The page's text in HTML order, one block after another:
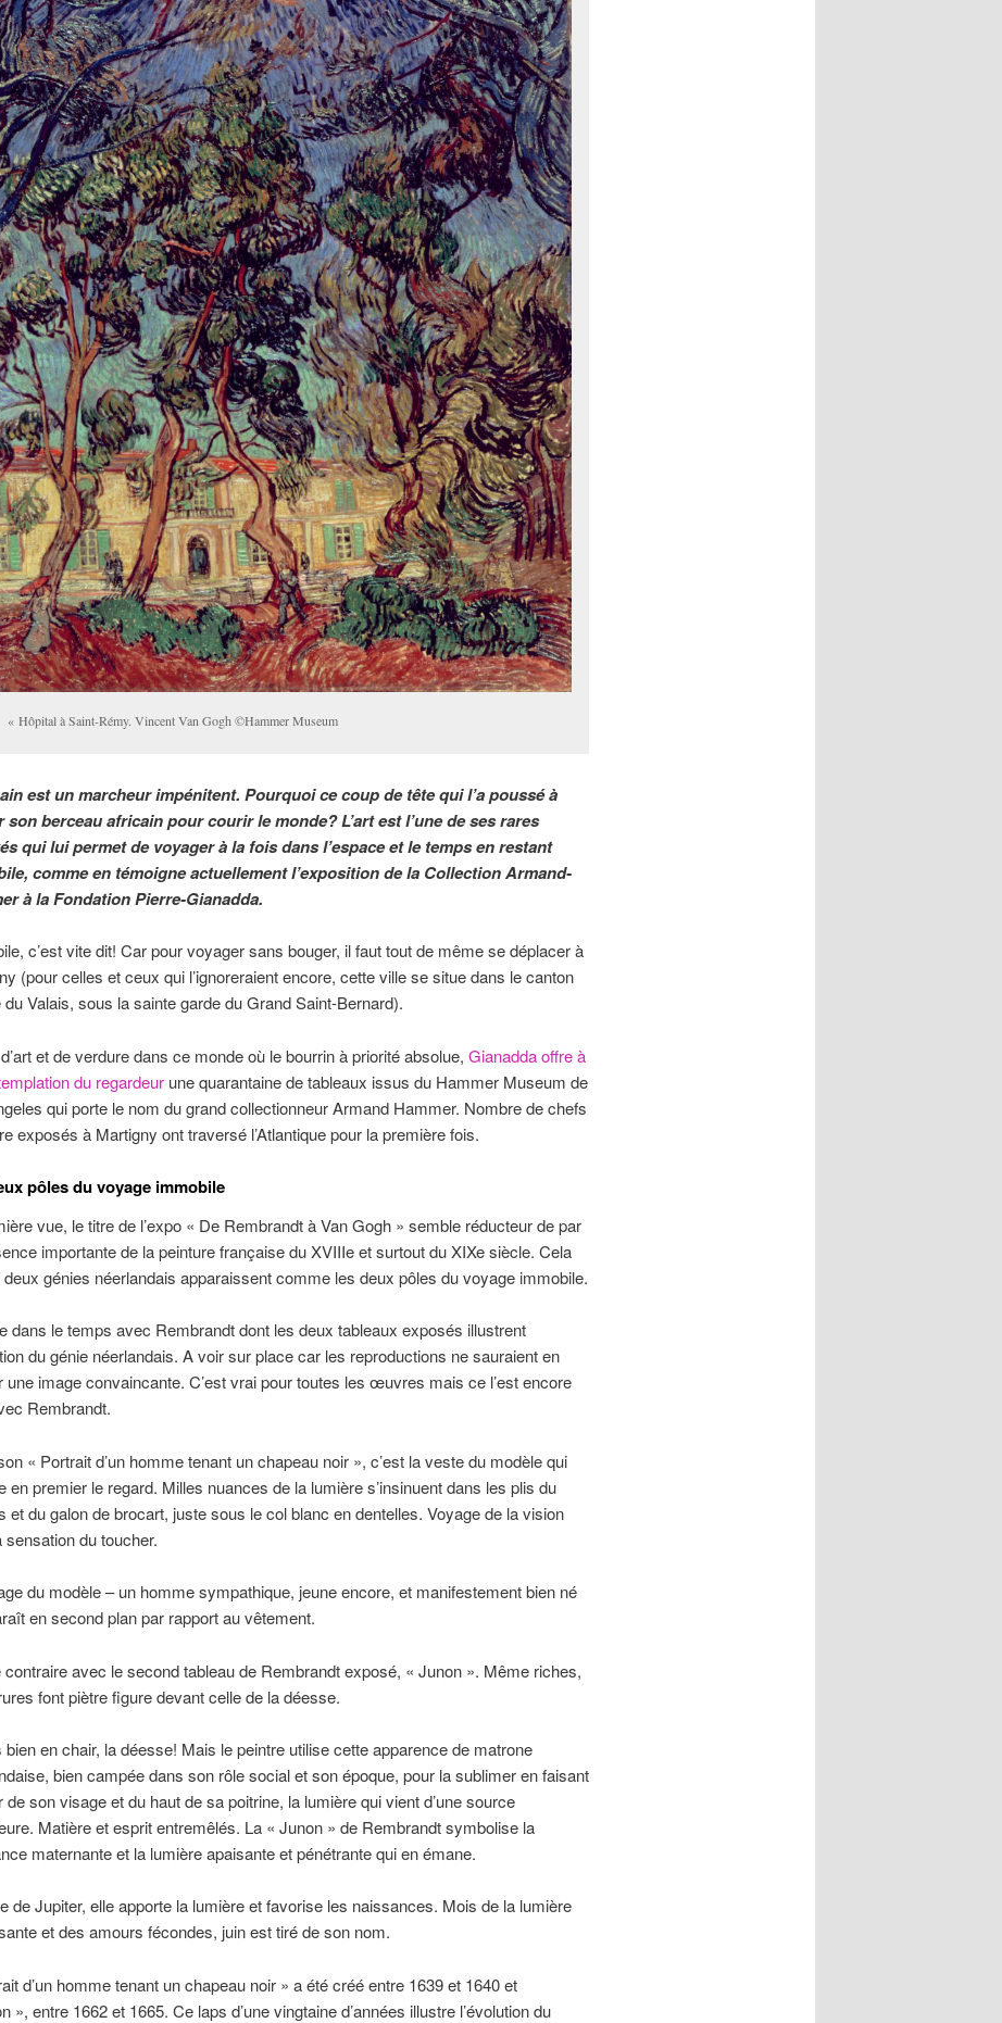
« Hôpital à Saint-Rémy. Vincent Van Gogh ©Hammer Museum
est un marcheur impénitent. Pourquoi ce coup de tête qui l’a poussé à
son berceau africain pour courir le monde? L’art est l’une de ses rares
qui lui permet de voyager à la fois dans l’espace et le temps en restant
comme en témoigne actuellement l’exposition de la Collection Armand-
à la Fondation Pierre-Gianadda.
c’est vite dit! Car pour voyager sans bouger, il faut tout de même se déplacer à
(pour celles et ceux qui l’ignoreraient encore, cette ville se situe dans le canton
Valais, sous la sainte garde du Grand Saint-Bernard).
et de verdure dans ce monde où le bourrin à priorité absolue, Gianadda offre à
du regardeurune quarantaine de tableaux issus du Hammer Museum de
qui porte le nom du grand collectionneur Armand Hammer. Nombre de chefs
exposés à Martigny ont traversé l’Atlantique pour la première fois.
pôles du voyage immobile
vue, le titre de l’expo « De Rembrandt à Van Gogh » semble réducteur de par
importante de la peinture française du XVIIIe et surtout du XIXe siècle. Cela
deux génies néerlandais apparaissent comme les deux pôles du voyage immobile.
dans le temps avec Rembrandt dont les deux tableaux exposés illustrent
du génie néerlandais. A voir sur place car les reproductions ne sauraient en
une image convaincante. C’est vrai pour toutes les œuvres mais ce l’est encore
Rembrandt.
« Portrait d’un homme tenant un chapeau noir », c’est la veste du modèle qui
en premier le regard. Milles nuances de la lumière s’insinuent dans les plis du
et du galon de brocart, juste sous le col blanc en dentelles. Voyage de la vision
sensation du toucher.
du modèle – un homme sympathique, jeune encore, et manifestement bien né
en second plan par rapport au vêtement.
contraire avec le second tableau de Rembrandt exposé, « Junon ». Même riches,
font piètre figure devant celle de la déesse.
bien en chair, la déesse! Mais le peintre utilise cette apparence de matrone
bien campée dans son rôle social et son époque, pour la sublimer en faisant
de son visage et du haut de sa poitrine, la lumière qui vient d’une source
Matière et esprit entremêlés. La « Junon » de Rembrandt symbolise la
maternante et la lumière apaisante et pénétrante qui en émane.
de Jupiter, elle apporte la lumière et favorise les naissances. Mois de la lumière
et des amours fécondes, juin est tiré de son nom.
d’un homme tenant un chapeau noir » a été créé entre 1639 et 1640 et
», entre 1662 et 1665. Ce laps d’une vingtaine d’années illustre l’évolution du